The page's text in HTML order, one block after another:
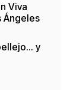
Viva
Ángeles
y